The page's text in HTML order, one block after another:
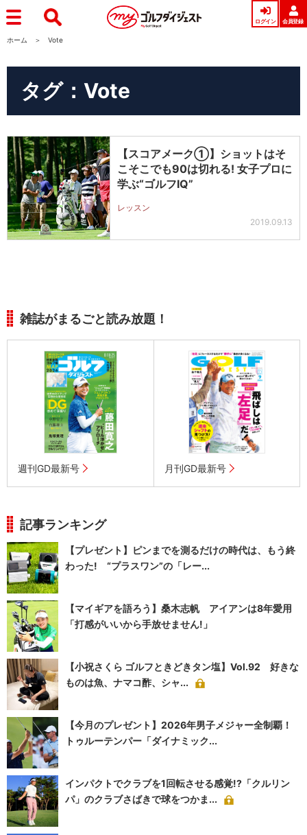
ログイン 会員登録
ホーム Vote
タグ：Vote
【スコアメーク①】ショットはそ
こそこでも90は切れる! 女子プロに
学ぶ“ゴルフIQ”
レッスン
2019.09.13
雑誌がまるごと読み放題！
週刊GD最新号 月刊GD最新号
記事ランキング
【プレゼント】ピンまでを測るだけの時代は、もう終
わった! “プラスワン”の「レー...
【マイギアを語ろう】桑木志帆 アイアンは8年愛用
「打感がいいから手放せません!」
【小祝さくら ゴルフときどきタン塩】Vol.92 好きな
ものは魚、ナマコ酢、シャ...
【今月のプレゼント】2026年男子メジャー全制覇！
トゥルーテンパー「ダイナミック...
インパクトでクラブを1回転させる感覚!?「クルリン
パ」のクラブさばきで球をつかま...